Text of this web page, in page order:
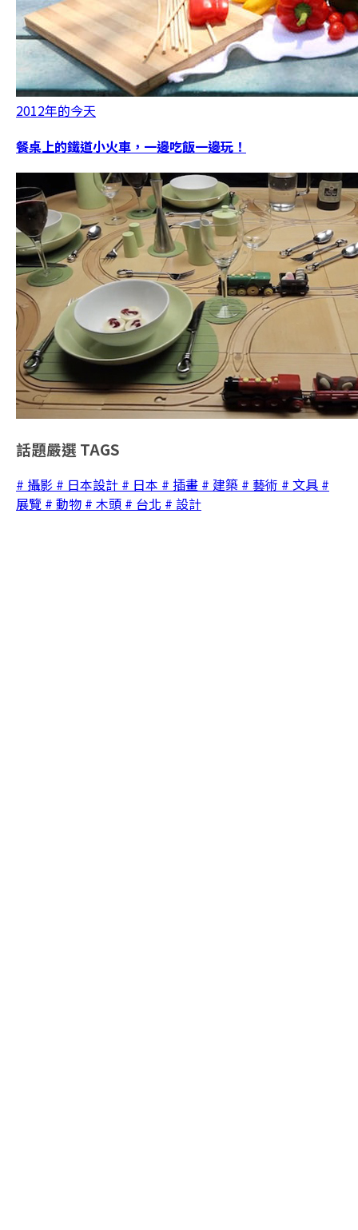
2012年的今天
餐桌上的鐵道小火車，一邊吃飯一邊玩！
話題嚴選 TAGS
# 攝影 # 日本設計 # 日本 # 插畫 # 建築 # 藝術 # 文具 #
展覽 # 動物 # 木頭 # 台北 # 設計